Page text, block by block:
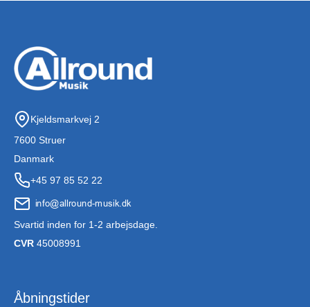
Kjeldsmarkvej 2
7600 Struer
Danmark
+45 97 85 52 22
Svartid inden for 1-2 arbejsdage.
CVR 45008991
Åbningstider